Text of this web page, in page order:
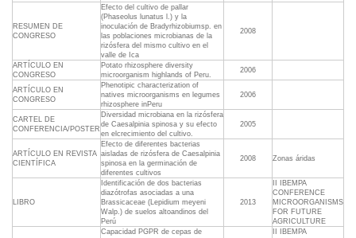
RESUMEN DE
CONGRESO
Efecto del cultivo de pallar
(Phaseolus lunatus l.) y la
inoculación de Bradyrhizobiumsp. en
las poblaciones microbianas de la
rizósfera del mismo cultivo en el
valle de Ica
2008
ARTÍCULO EN
CONGRESO
Potato rhizosphere diversity
microorganism highlands of Peru.
2006
ARTÍCULO EN
CONGRESO
Phenotipic characterization of
natives microorganisms en legumes
rhizosphere inPeru
2006
CARTEL DE
CONFERENCIA/POSTER
Diversidad microbiana en la rizósfera
de Caesalpinia spinosa y su efecto
en elcrecimiento del cultivo.
2005
ARTÍCULO EN REVISTA
CIENTÍFICA
Efecto de diferentes bacterias
aisladas de rizósfera de Caesalpinia
spinosa en la germinación de
diferentes cultivos
2008 Zonas áridas
LIBRO
Identificación de dos bacterias
diazótrofas asociadas a una
Brassicaceae (Lepidium meyeni
Walp.) de suelos altoandinos del
Perú
2013
II IBEMPA
CONFERENCE
MICROORGANISMS
FOR FUTURE
AGRICULTURE
Capacidad PGPR de cepas de
II IBEMPA